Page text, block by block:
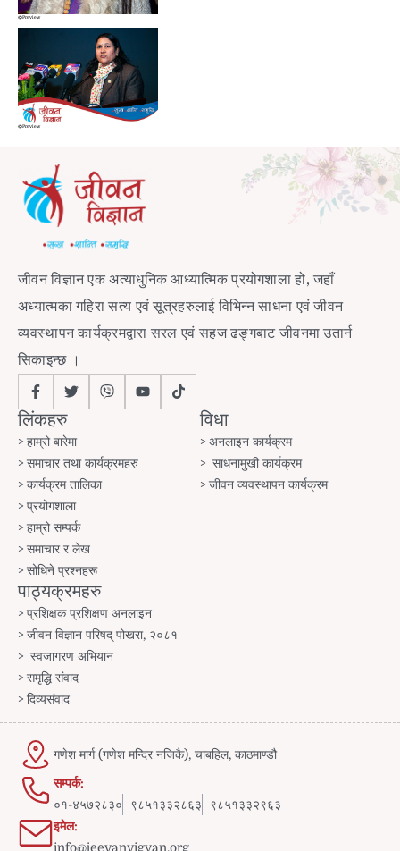
Preview
Preview
जीवन विज्ञान एक अत्याधुनिक आध्यात्मिक प्रयोगशाला हो, जहाँ
अध्यात्मका गहिरा सत्य एवं सूत्रहरुलाई विभिन्न साधना एवं जीवन
व्यवस्थापन कार्यक्रमद्वारा सरल एवं सहज ढङ्गबाट जीवनमा उतार्न
सिकाइन्छ ।
लिंकहरु
हाम्रो बारेमा
समाचार तथा कार्यक्रमहरु
कार्यक्रम तालिका
प्रयोगशाला
हाम्रो सम्पर्क
समाचार र लेख
सोधिने प्रश्नहरू
विधा
अनलाइन कार्यक्रम
साधनामुखी कार्यक्रम
जीवन व्यवस्थापन कार्यक्रम
पाठ्यक्रमहरु
प्रशिक्षक प्रशिक्षण अनलाइन
जीवन विज्ञान परिषद् पोखरा, २०८१
स्वजागरण अभियान
समृद्धि संवाद
दिव्यसंवाद
गणेश मार्ग (गणेश मन्दिर नजिकै), चाबहिल, काठमाण्डौ
सम्पर्क:
०१-४५७२८३०
९८५१३३२८६३
९८५१३३२९६३
इमेल:
info@jeevanvigyan.org